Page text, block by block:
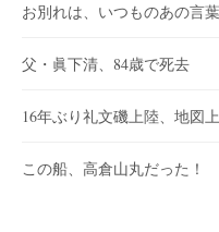
お別れは、いつものあの言
父・眞下清、84歳で死去
16年ぶり礼文磯上陸、地図
この船、高倉山丸だった！